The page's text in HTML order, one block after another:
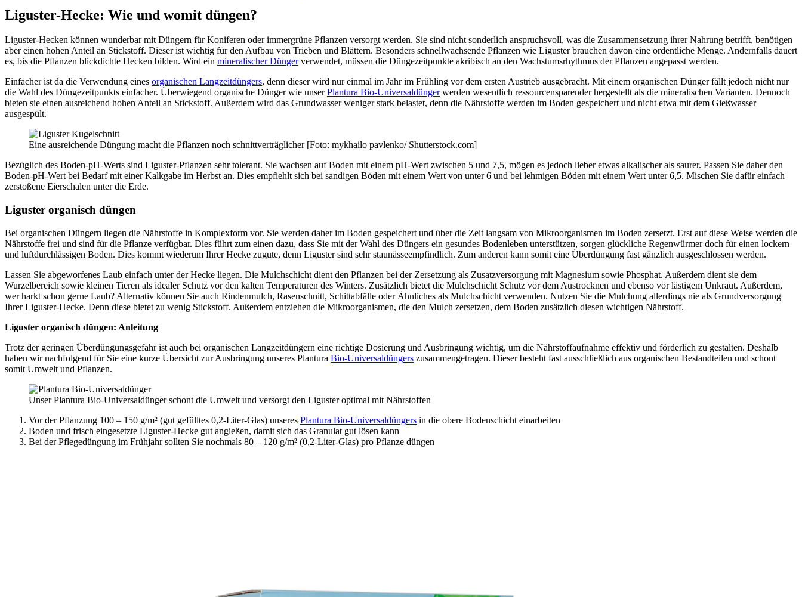
Liguster-Hecke: Wie und womit düngen?
Liguster-Hecken können wunderbar mit Düngern für Koniferen oder immergrüne Pflanzen versorgt werden. Sie sind nicht sonderlich anspruchsvoll, was die Zusammensetzung ihrer Nahrung betrifft, benötigen
aber einen hohen Anteil an Stickstoff. Dieser ist wichtig für den Aufbau von Trieben und Blättern. Besonders schnellwachsende Pflanzen wie Liguster brauchen davon eine ordentliche Menge. Andernfalls dauert
es, bis die Pflanzen blickdichte Hecken bilden. Wird ein mineralischer Düngerverwendet, müssen die Düngezeitpunkte akribisch an den Wachstumsrhythmus der Pflanzen angepasst werden.
Einfacher ist da die Verwendung eines organischen Langzeitdüngers, denn dieser wird nur einmal im Jahr im Frühling vor dem ersten Austrieb ausgebracht. Mit einem organischen Dünger fällt jedoch nicht nur
die Wahl des Düngezeitpunkts einfacher. Überwiegend organische Dünger wie unserPlantura Bio-Universaldüngerwerden wesentlich ressourcensparender hergestellt als die mineralischen Varianten. Dennoch
bieten sie einen ausreichend hohen Anteil an Stickstoff. Außerdem wird das Grundwasser weniger stark belastet, denn die Nährstoffe werden im Boden gespeichert und nicht etwa mit dem Gießwasser
ausgespült.
Eine ausreichende Düngung macht die Pflanzen noch schnittverträglicher [Foto: mykhailo pavlenko/ Shutterstock.com]
Bezüglich des Boden-pH-Werts sind Liguster-Pflanzen sehr tolerant. Sie wachsen auf Boden mit einem pH-Wert zwischen 5 und 7,5, mögen es jedoch lieber etwas alkalischer als saurer. Passen Sie daher den
Boden-pH-Wert bei Bedarf mit einer Kalkgabe im Herbst an. Dies empfiehlt sich bei sandigen Böden mit einem Wert von unter 6 und bei lehmigen Böden mit einem Wert unter 6,5. Mischen Sie dafür einfach
zerstoßene Eierschalen unter die Erde.
Liguster organisch düngen
Bei organischen Düngern liegen die Nährstoffe in Komplexform vor. Sie werden daher im Boden gespeichert und über die Zeit langsam von Mikroorganismen im Boden zersetzt. Erst auf diese Weise werden die
Nährstoffe frei und sind für die Pflanze verfügbar. Dies führt zum einen dazu, dass Sie mit der Wahl des Düngers ein gesundes Bodenleben unterstützen, sorgen glückliche Regenwürmer doch für einen lockern
und luftdurchlässigen Boden. Dies kommt wiederum Ihrer Hecke zugute, denn Liguster sind sehr staunässeempfindlich. Zum anderen kann somit eine Überdüngung fast gänzlich ausgeschlossen werden.
Lassen Sie abgeworfenes Laub einfach unter der Hecke liegen. Die Mulchschicht dient den Pflanzen bei der Zersetzung als Zusatzversorgung mit Magnesium sowie Phosphat. Außerdem dient sie dem
Wurzelbereich sowie kleinen Tieren als idealer Schutz vor den kalten Temperaturen des Winters. Zusätzlich bietet die Mulchschicht Schutz vor dem Austrocknen und ebenso vor lästigem Unkraut. Außerdem,
wer harkt schon gerne Laub? Alternativ können Sie auch Rindenmulch, Rasenschnitt, Schittabfälle oder Ähnliches als Mulchschicht verwenden. Nutzen Sie die Mulchung allerdings nie als Grundversorgung
Ihrer Liguster-Hecke. Denn diese bietet zu wenig Stickstoff. Außerdem entziehen die Mikroorganismen, die den Mulch zersetzen, dem Boden zusätzlich diesen wichtigen Nährstoff.
Liguster organisch düngen: Anleitung
Trotz der geringen Überdüngungsgefahr ist auch bei organischen Langzeitdüngern eine richtige Dosierung und Ausbringung wichtig, um die Nährstoffaufnahme effektiv und förderlich zu gestalten. Deshalb
haben wir nachfolgend für Sie eine kurze Übersicht zur Ausbringung unseres Plantura Bio-Universaldüngers zusammengetragen. Dieser besteht fast ausschließlich aus organischen Bestandteilen und schont
somit Umwelt und Pflanzen.
Unser Plantura Bio-Universaldünger schont die Umwelt und versorgt den Liguster optimal mit Nährstoffen
Vor der Pflanzung 100 – 150 g/m² (gut gefülltes 0,2-Liter-Glas) unseres Plantura Bio-Universaldüngers in die obere Bodenschicht einarbeiten
Boden und frisch eingesetzte Liguster-Hecke gut angießen, damit sich das Granulat gut lösen kann
Bei der Pflegedüngung im Frühjahr sollten Sie nochmals 80 – 120 g/m² (0,2-Liter-Glas) pro Pflanze düngen